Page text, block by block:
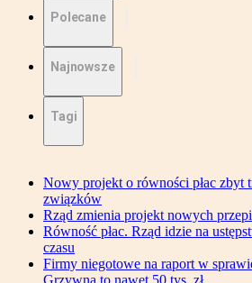
Polecane
Najnowsze
Tagi
Nowy projekt o równości płac zbyt
związków
Rząd zmienia projekt nowych
Równość płac. Rząd idzie na
czasu
Firmy niegotowe na raport w
Grzywna to nawet 50 tys. zł